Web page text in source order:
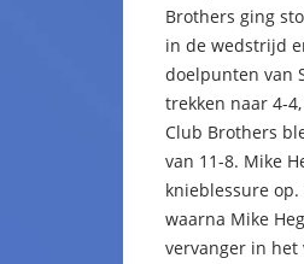
Brothers ging
in de wedstrijd
doelpunten van
trekken naar 4-
Club Brothers
van 11-8. Mike
knieblessure
waarna Mike
vervanger in het